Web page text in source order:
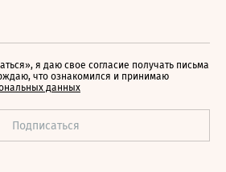
я даю свое согласие получать письма
что ознакомился и принимаю
данных